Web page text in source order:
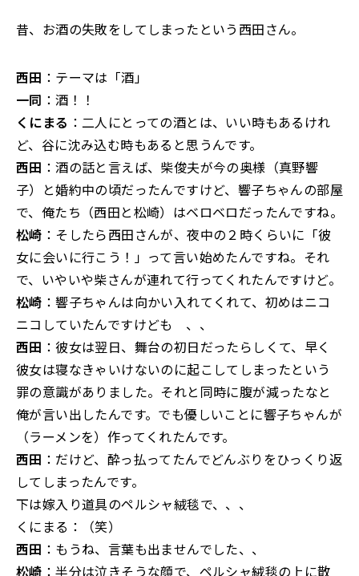
昔、お酒の失敗をしてしまったという西田さん。
西田 ：テーマは「酒」
一同 ：酒！！
くにまる ：二人にとっての酒とは、いい時もあるけれ
ど、谷に沈み込む時もあると思うんです。
西田 ：酒の話と言えば、柴俊夫が今の奥様（真野響
子）と婚約中の頃だったんですけど、響子ちゃんの部屋
で、俺たち（西田と松崎）はベロベロだったんですね。
松崎 ：そしたら西田さんが、夜中の２時くらいに「彼
女に会いに行こう！」って言い始めたんですね。それ
で、いやいや柴さんが連れて行ってくれたんですけど。
松崎 ：響子ちゃんは向かい入れてくれて、初めはニコ
ニコしていたんですけども 、、
西田 ：彼女は翌日、舞台の初日だったらしくて、早く
彼女は寝なきゃいけないのに起こしてしまったという
罪の意識がありました。それと同時に腹が減ったなと
俺が言い出したんです。でも優しいことに響子ちゃんが
（ラーメンを）作ってくれたんです。
西田 ：だけど、酔っ払ってたんでどんぶりをひっくり返
してしまったんです。
下は嫁入り道具のペルシャ絨毯で、、、
くにまる：（笑）
西田 ：もうね、言葉も出ませんでした、、
松崎 ：半分は泣きそうな顔で、ペルシャ絨毯の上に散